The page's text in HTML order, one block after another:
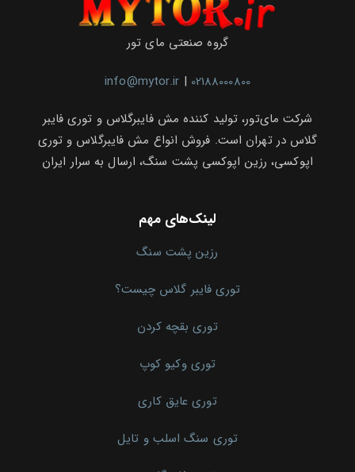
گروه صنعتی مای تور
info@mytor.ir | 02188000800
شرکت مای‌تور، تولید کننده مش فایبرگلاس و توری فایبر
گلاس در تهران است. فروش انواع مش فایبرگلاس و توری
اپوکسی، رزین اپوکسی پشت سنگ، ارسال به سرار ایران
لینک‌های مهم
رزین پشت سنگ
توری فایبر گلاس چیست؟
توری بقچه کردن
توری وکیو کوپ
توری عایق کاری
توری سنگ اسلب و تایل